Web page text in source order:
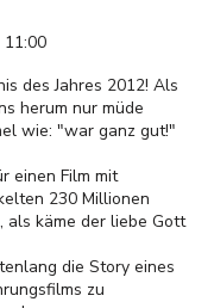
des Jahres 2012! Als
herum nur müde
wie: "war ganz gut!"
einen Film mit
230 Millionen
als käme der liebe Gott
die Story eines
zu